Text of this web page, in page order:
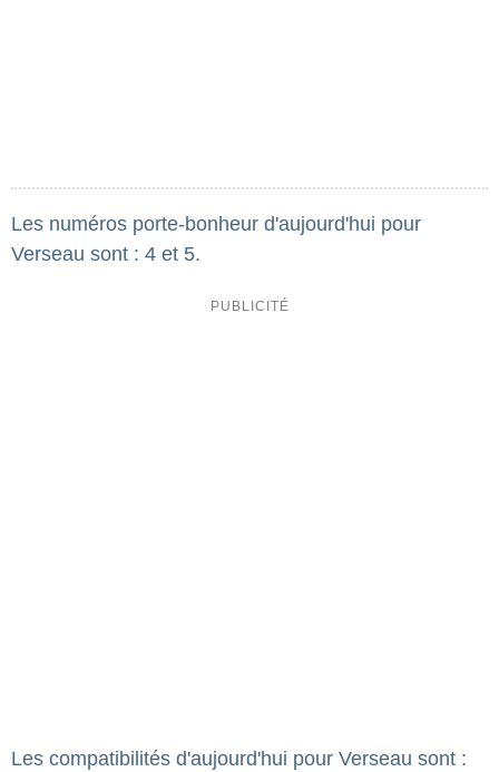
Les numéros porte-bonheur d'aujourd'hui pour
Verseau sont : 4 et 5.
Les compatibilités d'aujourd'hui pour Verseau sont :